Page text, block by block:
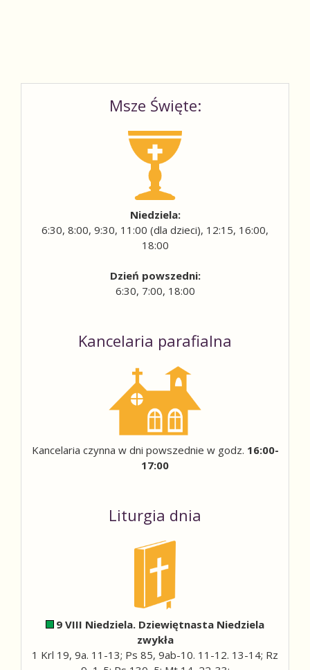
Msze Święte:
Niedziela:
6:30, 8:00, 9:30, 11:00 (dla dzieci), 12:15, 16:00,
18:00
Dzień powszedni:
6:30, 7:00, 18:00
Kancelaria parafialna
Kancelaria czynna w dni powszednie w godz. 16:00-
17:00
Liturgia dnia
9 VIII Niedziela. Dziewiętnasta Niedziela
zwykła
1 Krl 19, 9a. 11-13; Ps 85, 9ab-10. 11-12. 13-14; Rz